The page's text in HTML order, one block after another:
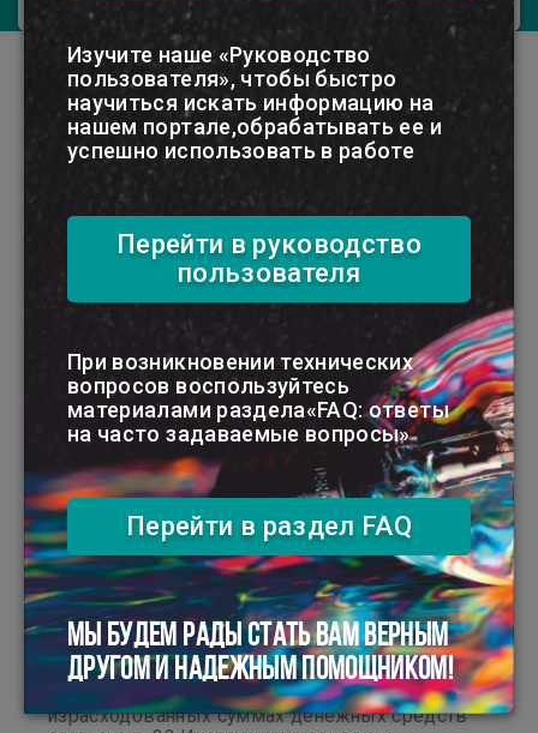
Материалы рубрики журнала
Заработная плата в бюджетной организации_гарантии и компенсации
Повышение квалификации:
возмещение расходов работникам
бюджетных организаций
Прохождение работниками бюджетной
организации повышения квалификации
учитывается нанимателем при (ст. 205 ТК):
установлении более высокой квалификации
по должности служащего (профессии
рабочего); продвижении по работе. ...
№23/2024
Командировка за пределы
Республики Беларусь: порядок
представления и заполнения
авансового отчета
Работник бюджетной организации по
возвращении из заграничной командировки
обязан представить отчет об
израсходованных суммах денежных средств
Изучите наше «Руководство
пользователя», чтобы быстро
научиться искать информацию на
нашем портале,обрабатывать ее и
успешно использовать в работе
Перейти в руководство
пользователя
При возникновении технических
вопросов воспользуйтесь
материалами раздела«FAQ: ответы
на часто задаваемые вопросы»
Перейти в раздел FAQ
МЫ БУДЕМ РАДЫ СТАТЬ ВАМ ВЕРНЫМ
ДРУГОМ И НАДЕЖНЫМ ПОМОЩНИКОМ!